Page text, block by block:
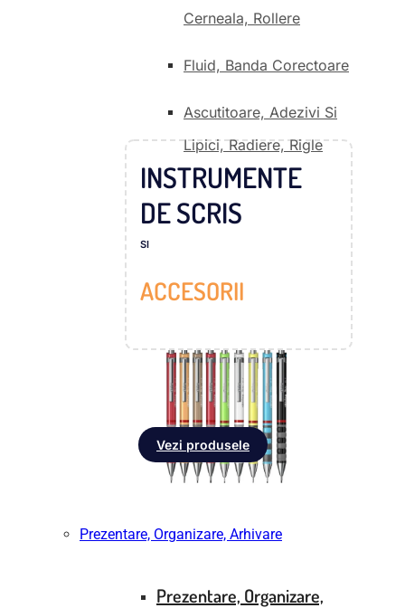
Cerneala, Rollere
Fluid, Banda Corectoare
Ascutitoare, Adezivi Si
Lipici, Radiere, Rigle
INSTRUMENTE
DE SCRIS
SI
ACCESORII
Vezi produsele
Prezentare, Organizare, Arhivare
Prezentare, Organizare,